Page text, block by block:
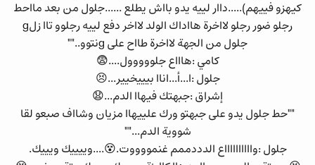
كيهزو فييهم).....داار لييه يدو بااش يطلع ......جلول من بعد مااحط
رجلو ضور رجلو لااخرة هااداك الولد لااخر دفع لييه رجلوو تاا زلg
جلول من الجهة لااخرة طااح على gنتوو..""
كامي :هاااع جلووووول....😨
جلول :ا...أ...اناا بيييخيير...😣
إشراق :جبهتك فيهاا الدم...😧
""حط جلول يدو على جبهتو ورك علييهاا مزيان وشااف صبعو لقا
شووية الدم...""
جلول :وااااااااااع الدددممم غنمووووت.😵....وييييك ويييك.